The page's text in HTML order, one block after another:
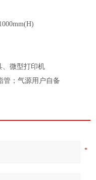
、微型打印机
管；气源用户自备